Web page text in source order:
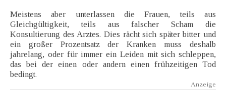
Meistens aber unterlassen die Frauen, teils aus
Gleichgültigkeit, teils aus falscher Scham die
Konsultierung des Arztes. Dies rächt sich später bitter und
ein großer Prozentsatz der Kranken muss deshalb
jahrelang, oder für immer ein Leiden mit sich schleppen,
das bei der einen oder andern einen frühzeitigen Tod
bedingt.